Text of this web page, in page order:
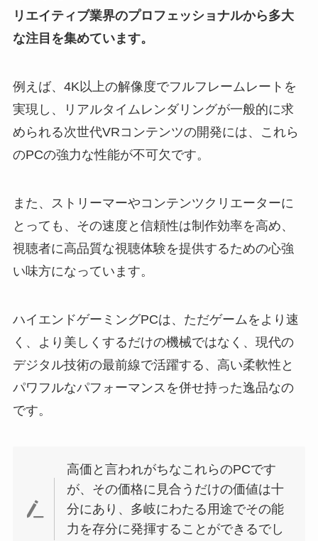
リエイティブ業界のプロフェッショナルから多大
な注目を集めています。
例えば、4K以上の解像度でフルフレームレートを
実現し、リアルタイムレンダリングが一般的に求
められる次世代VRコンテンツの開発には、これら
のPCの強力な性能が不可欠です。
また、ストリーマーやコンテンツクリエーターに
とっても、その速度と信頼性は制作効率を高め、
視聴者に高品質な視聴体験を提供するための心強
い味方になっています。
ハイエンドゲーミングPCは、ただゲームをより速
く、より美しくするだけの機械ではなく、現代の
デジタル技術の最前線で活躍する、高い柔軟性と
パワフルなパフォーマンスを併せ持った逸品なの
です。
高価と言われがちなこれらのPCです
が、その価格に見合うだけの価値は十
分にあり、多岐にわたる用途でその能
力を存分に発揮することができるでし